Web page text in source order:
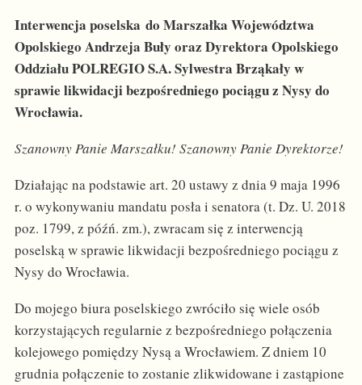
Interwencja poselska do Marszałka Województwa
Opolskiego Andrzeja Buły oraz Dyrektora Opolskiego
Oddziału POLREGIO S.A. Sylwestra Brząkały w
sprawie likwidacji bezpośredniego pociągu z Nysy do
Wrocławia.
Szanowny Panie Marszałku! Szanowny Panie Dyrektorze!
Działając na podstawie art. 20 ustawy z dnia 9 maja 1996
r. o wykonywaniu mandatu posła i senatora (t. Dz. U. 2018
poz. 1799, z późń. zm.), zwracam się z interwencją
poselską w sprawie likwidacji bezpośredniego pociągu z
Nysy do Wrocławia.
Do mojego biura poselskiego zwróciło się wiele osób
korzystających regularnie z bezpośredniego połączenia
kolejowego pomiędzy Nysą a Wrocławiem. Z dniem 10
grudnia połączenie to zostanie zlikwidowane i zastąpione